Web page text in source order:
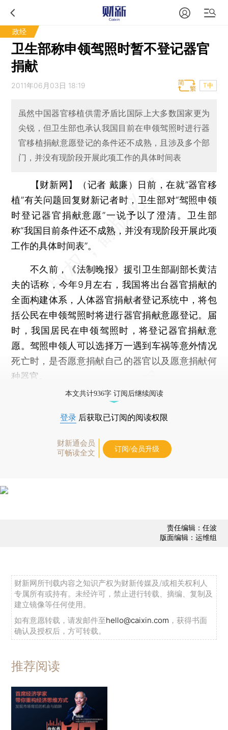
政经
卫生部称申领驾照时暂不登记器官
捐献
2011年06月03日 18:19 T中
虽然中国器官移植供需矛盾比国际上大多数国家更为
尖锐，但卫生部也承认我国目前在申领驾照时进行器
官移植捐献意愿登记的条件还不成熟，且涉及多个部
门，并没有现阶段开展此项工作的具体时间表
【财新网】（记者 戴廉）
日前，在就“器官移
植”有关问题回复财新记者时，卫生部对“驾照申领
时登记器官捐献意愿”一说予以了澄清。卫生部
称“我国目前条件还不成熟，并没有现阶段开展此项
工作的具体时间表”。
不久前，《法制晚报》援引卫生部副部长黄洁
夫的话称，今年9月左右，我国将出台器官捐献的
全面构建体系，人体器官捐献者登记系统中，将包
括公民在申领驾照时将进行器官捐献意愿登记。届
时，我国居民在申领驾照时，将登记器官捐献意
愿。驾照申领人可以选择万一遇到车祸等意外情况
死亡时，是否愿意捐献自己的器官以及愿意捐献何
种器官。
本文共计936字 订阅后继续阅读
登录 后获取已订阅的阅读权限
财新通会员
可畅读全文
订阅/会员升级
责任编辑：任波
版面编辑：运维组
财新网所刊载内容之知识产权为财新传媒及/或相关权利人
专属所有或持有。未经许可，禁止进行转载、摘编、复制及
建立镜像等任何使用。
如有意愿转载，请发邮件至hello@caixin.com ，获得书面
确认及授权后，方可转载。
推荐阅读